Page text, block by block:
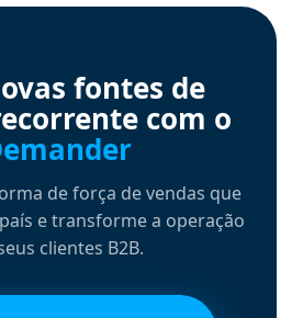
fontes de
com o
de força de vendas que
e transforme a operação
clientes B2B.